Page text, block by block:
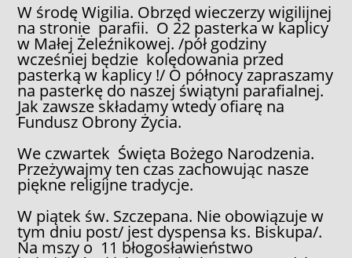
W środę Wigilia. Obrzęd wieczerzy wigilijnej
na stronie parafii. O 22 pasterka w kaplicy
w Małej Żeleźnikowej. /pół godziny
wcześniej będzie kolędowania przed
pasterką w kaplicy !/ O północy zapraszamy
na pasterkę do naszej świątyni parafialnej.
Jak zawsze składamy wtedy ofiarę na
Fundusz Obrony Życia.
We czwartek Święta Bożego Narodzenia.
Przeżywajmy ten czas zachowując nasze
piękne religijne tradycje.
W piątek św. Szczepana. Nie obowiązuje w
tym dniu post/ jest dyspensa ks. Biskupa/.
Na mszy o 11 błogosławieństwo